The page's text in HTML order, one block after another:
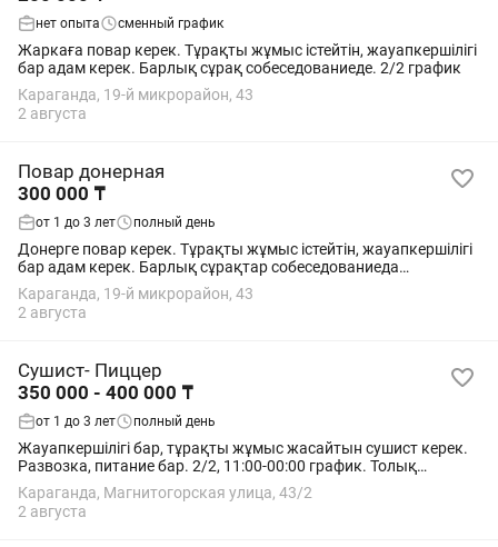
нет опыта сменный график
Жаркаға повар керек. Тұрақты жұмыс істейтін, жауапкершілігі
бар адам керек. Барлық сұрақ собеседованиеде. 2/2 график
Караганда, 19-й микрорайон, 43
2 августа
Повар донерная
300 000 ₸
от 1 до 3 лет полный день
Донерге повар керек. Тұрақты жұмыс істейтін, жауапкершілігі
бар адам керек. Барлық сұрақтар собеседованиеда
қойылады. 2/2 график
Караганда, 19-й микрорайон, 43
2 августа
Сушист- Пиццер
350 000 - 400 000 ₸
от 1 до 3 лет полный день
Жауапкершілігі бар, тұрақты жұмыс жасайтын сушист керек.
Развозка, питание бар. 2/2, 11:00-00:00 график. Толық
күнге.зарплата аптасына
Караганда, Магнитогорская улица, 43/2
2 августа